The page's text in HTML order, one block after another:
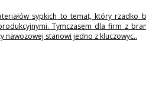
sypkich to temat, który rzadko
Tymczasem dla firm z
nawozowej stanowi jedno z kluczowyc..